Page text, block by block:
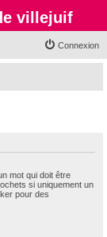
villejuif
Connexion
mot qui doit être
si uniquement un
pour des